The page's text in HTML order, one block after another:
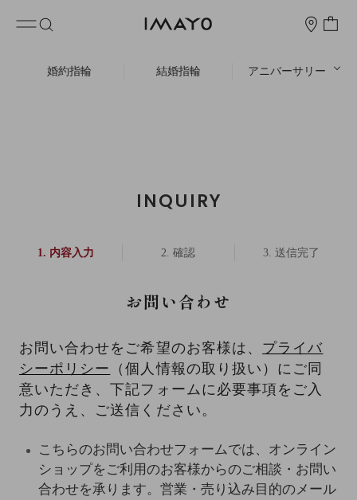
婚約指輪 結婚指輪 アニバーサリー
INQUIRY
内容入力 確認 送信完了
お問い合わせ
お問い合わせをご希望のお客様は、 プライバ
シーポリシー
（個人情報の取り扱い）にご同
意いただき、下記フォームに必要事項をご入
力のうえ、ご送信ください。
こちらのお問い合わせフォームでは、オンライン
ショップをご利用のお客様からのご相談・お問い
合わせを承ります。営業・売り込み目的のメール